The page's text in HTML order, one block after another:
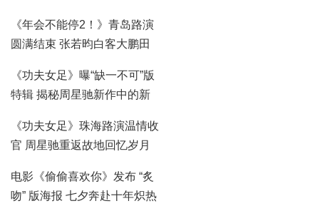
《年会不能停2！》青岛路演
圆满结束 张若昀白客大鹏田
《功夫女足》曝“缺一不可”版
特辑 揭秘周星驰新作中的新
《功夫女足》珠海路演温情收
官 周星驰重返故地回忆岁月
电影《偷偷喜欢你》发布 “炙
吻” 版海报 七夕奔赴十年炽热